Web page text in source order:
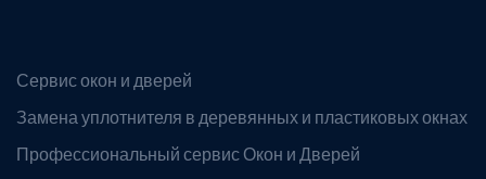
Сервис окон и дверей
Замена уплотнителя в деревянных и пластиковых окнах
Профессиональный сервис Окон и Дверей